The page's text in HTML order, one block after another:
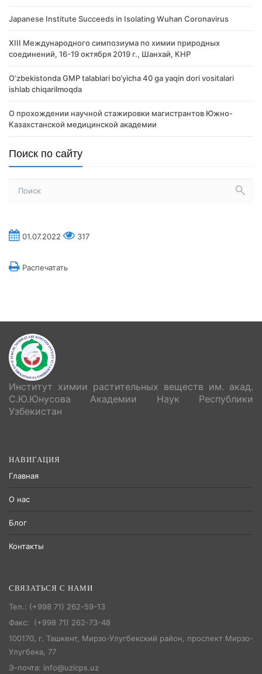
Japanese Institute Succeeds in Isolating Wuhan Coronavirus
XIII Международного симпозиума по химии природных
соединений, 16-19 октября 2019 г., Шанхай, КНР
O‘zbekistonda GMP talablari bo‘yicha 40 ga yaqin dori vositalari
ishlab chiqarilmoqda
О прохождении научной стажировки магистрантов Южно-
Казахстанской медицинской академии
Поиск по сайту
01.07.2022 317
Распечатать
Институт химии растительных веществ им. акад.
С.Ю.Юнусова Академии Наук Республики
Узбекистан
НАВИГАЦИЯ
Главная
О нас
Блог
Контакты
СВЯЗАТЬСЯ С НАМИ
Тел.: (+998 71) 262-59-13
Факс: (+998 71) 262-73-48
100170, г. Ташкент, Мирзо-Улугбекский район, проспект Мирзо-
Улугбека, 77
Э-почта: info@uzicps.uz